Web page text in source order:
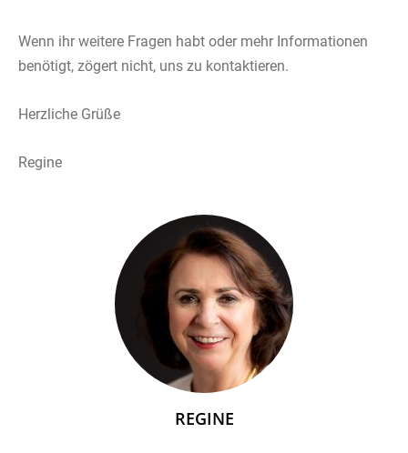
Wenn ihr weitere Fragen habt oder mehr Informationen
benötigt, zögert nicht, uns zu kontaktieren.
Herzliche Grüße
Regine
REGINE